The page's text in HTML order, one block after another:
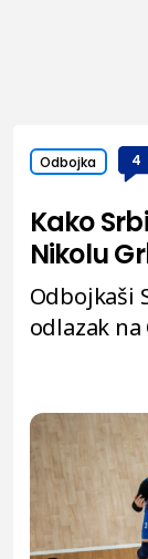
Odbojka 4
Kako
Nikolu
Odbojkaši
odlazak